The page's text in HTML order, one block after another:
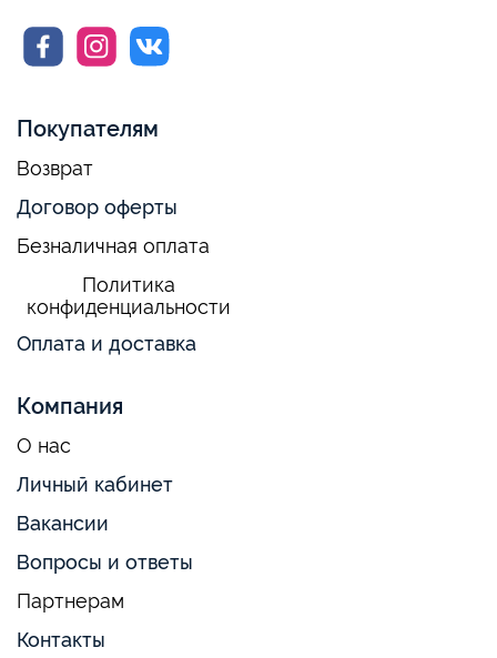
Покупателям
Возврат
Договор оферты
Безналичная оплата
Политика
конфиденциальности
Оплата и доставка
Компания
О нас
Личный кабинет
Вакансии
Вопросы и ответы
Партнерам
Контакты